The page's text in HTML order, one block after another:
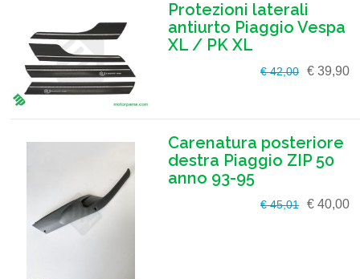
Protezioni laterali
antiurto Piaggio Vespa
XL / PK XL
€ 42,00 € 39,90
Carenatura posteriore
destra Piaggio ZIP 50
anno 93-95
€ 45,01 € 40,00